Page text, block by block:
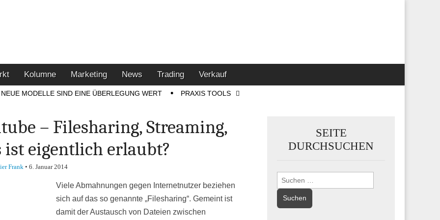
Kolumne Marketing News Trading Verkauf
NEUE MODELLE SIND EINE ÜBERLEGUNG WERT PRAXIS TOOLS
– Filesharing, Streaming,
ist eigentlich erlaubt?
Frank• 6. Januar 2014
Viele Abmahnungen gegen Internetnutzer beziehen
sich auf das so genannte „Filesharing“. Gemeint ist
damit der Austausch von Dateien zwischen
SEITE
DURCHSUCHEN
Suchen
nach: